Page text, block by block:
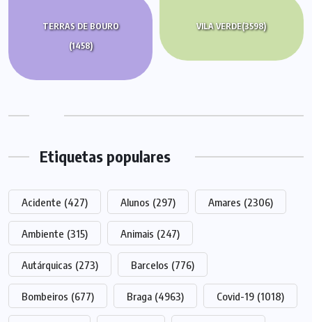
TERRAS DE BOURO
(1458)
VILA VERDE(3598)
Etiquetas populares
Acidente (427) Alunos (297) Amares (2306)
Ambiente (315) Animais (247)
Autárquicas (273) Barcelos (776)
Bombeiros (677) Braga (4963) Covid-19 (1018)